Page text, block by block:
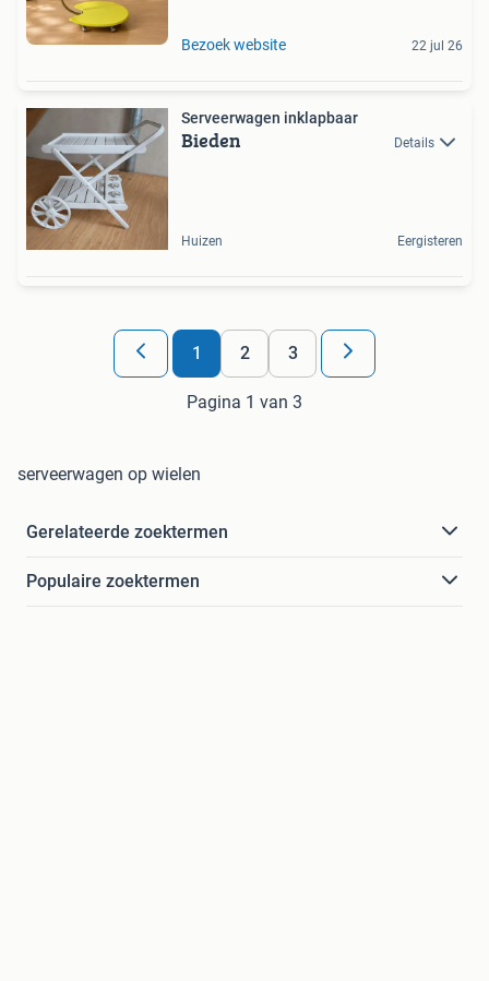
Bezoek website 22 jul 26
Serveerwagen inklapbaar
Bieden Details
Huizen Eergisteren
1 2 3
Pagina 1 van 3
serveerwagen op wielen
Gerelateerde zoektermen
Populaire zoektermen